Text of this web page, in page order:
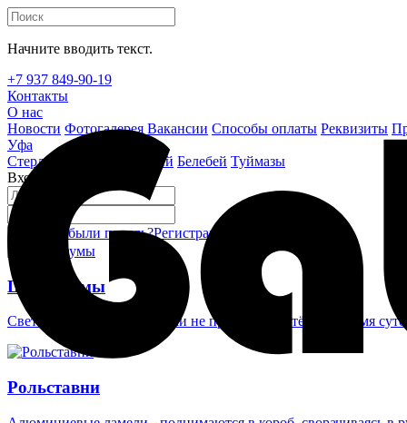
Начните вводить текст.
+7 937 849-90-19
Контакты
О нас
Новости Фотогалерея Вакансии Способы оплаты Реквизиты
Уфа
Стерлитамак
Октябрьский Белебей Туймазы
Вход на сайт
Забыли пароль?Регистрация
Шлагбаумы
Светоотражающие наклейки не проглядеть в тёмное время
Рольставни